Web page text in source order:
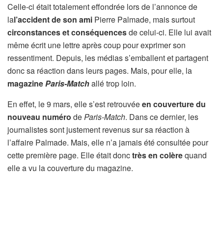
Celle-ci était totalement effondrée lors de l’annonce de
lal’accident de son ami Pierre Palmade, mais surtout
circonstances et conséquencesde celui-ci. Elle lui avait
même écrit une lettre après coup pour exprimer son
ressentiment. Depuis, les médias s’emballent et partagent
donc sa réaction dans leurs pages. Mais, pour elle, la
magazineParis-Matchallé trop loin.
En effet, le 9 mars, elle s’est retrouvéeen couverture du
nouveau numéro de Paris-Match. Dans ce dernier, les
journalistes sont justement revenus sur sa réaction à
l’affaire Palmade. Mais, elle n’a jamais été consultée pour
cette première page. Elle était donctrès en colèrequand
elle a vu la couverture du magazine.